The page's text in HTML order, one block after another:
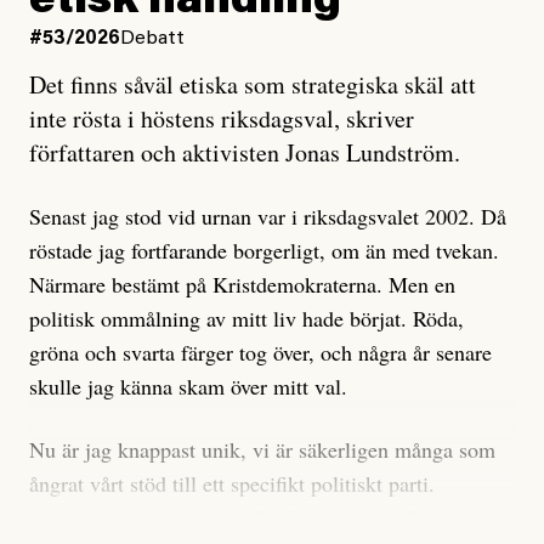
oro inom rörelsen.
Artikeln undersöker inte, som ETC påstår, ”vad som
är sant, vad som är rykten”, utan den bidrar bara till
ännu mer ryktesspridning. Det finns inte ett enda bevis
misstänkta personen är en infiltratör. Det som läsaren
får veta är att personen har ändrat sina politiska åsikter
under åren, att den har raderat tidigare innehåll på sina
sociala medier, att artikelns författare inte förstår sig
på personens ekonomi och att det tydligen finns
anonyma röster inom rörelsen som säger saker som
anses vara anledningar att titta närmare på personen,
men ingenting av detta är tillräckligt för att hänga ut
#53/2026 Debatt
Det finns såväl etiska som strategiska skäl att
inte rösta i höstens riksdagsval, skriver
författaren och aktivisten Jonas Lundström.
Senast jag stod vid urnan var i riksdagsvalet 2002. Då
röstade jag fortfarande borgerligt, om än med tvekan.
Närmare bestämt på Kristdemokraterna. Men en
politisk ommålning av mitt liv hade börjat. Röda,
gröna och svarta färger tog över, och några år senare
skulle jag känna skam över mitt val.
Nu är jag knappast unik, vi är säkerligen många som
ångrat vårt stöd till ett specifikt politiskt parti.